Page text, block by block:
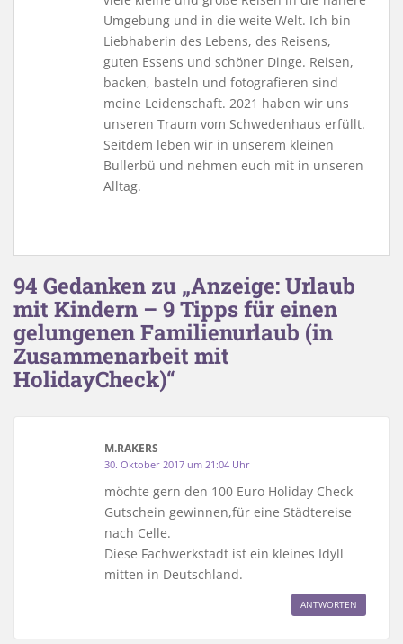
Umgebung und in die weite Welt. Ich bin
Liebhaberin des Lebens, des Reisens,
guten Essens und schöner Dinge. Reisen,
backen, basteln und fotografieren sind
meine Leidenschaft. 2021 haben wir uns
unseren Traum vom Schwedenhaus erfüllt.
Seitdem leben wir in unserem kleinen
Bullerbü und nehmen euch mit in unseren
Alltag.
94 Gedanken zu „Anzeige: Urlaub
mit Kindern – 9 Tipps für einen
gelungenen Familienurlaub (in
Zusammenarbeit mit
HolidayCheck)“
M.RAKERS
30. Oktober 2017 um 21:04 Uhr
möchte gern den 100 Euro Holiday Check
Gutschein gewinnen,für eine Städtereise
nach Celle.
Diese Fachwerkstadt ist ein kleines Idyll
mitten in Deutschland.
ANTWORTEN